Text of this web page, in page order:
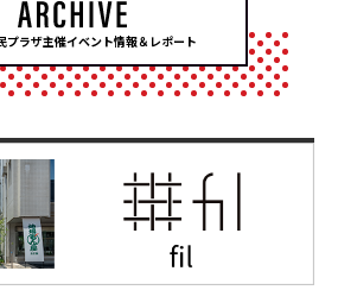
プラザ主催イベント情報＆レポート